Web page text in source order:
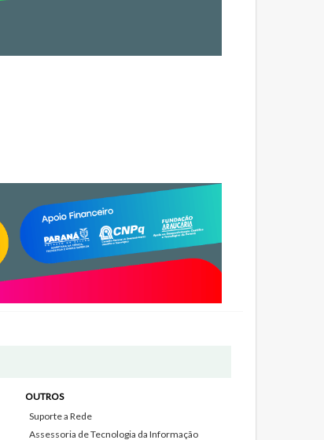
OUTROS
Suporte a Rede
Assessoria de Tecnologia da Informação